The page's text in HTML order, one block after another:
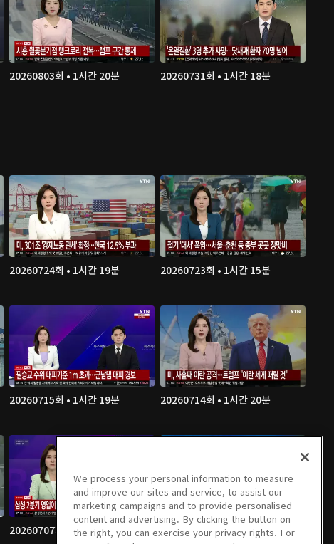
20260803회 • 1시간 20분 20260731회 • 1시간 18분
20260724회 • 1시간 19분 20260723회 • 1시간 15분
20260715회 • 1시간 19분 20260714회 • 1시간 20분
20260707회 • 1시간 20분 20260706회 • 1시간 19분
We process your personal information to measure
and improve our sites and service, to assist our
marketing campaigns and to provide personalised
content and advertising. By clicking the button on
the right, you can exercise your privacy rights. For